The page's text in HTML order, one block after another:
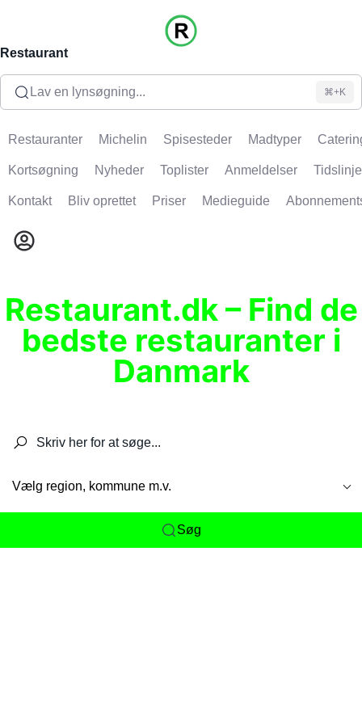
Restaurant
Lav en lynsøgning... ⌘+K
Restauranter Michelin Spisesteder Madtyper
Kortsøgning Nyheder Toplister Anmeldelser Tidslinje
Kontakt Bliv oprettet Priser Medieguide
Restaurant.dk – Find de
bedste restauranter i
Danmark
Vælg region, kommune m.v.
Søg